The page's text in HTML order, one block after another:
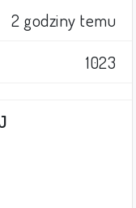
2 godziny temu
1023